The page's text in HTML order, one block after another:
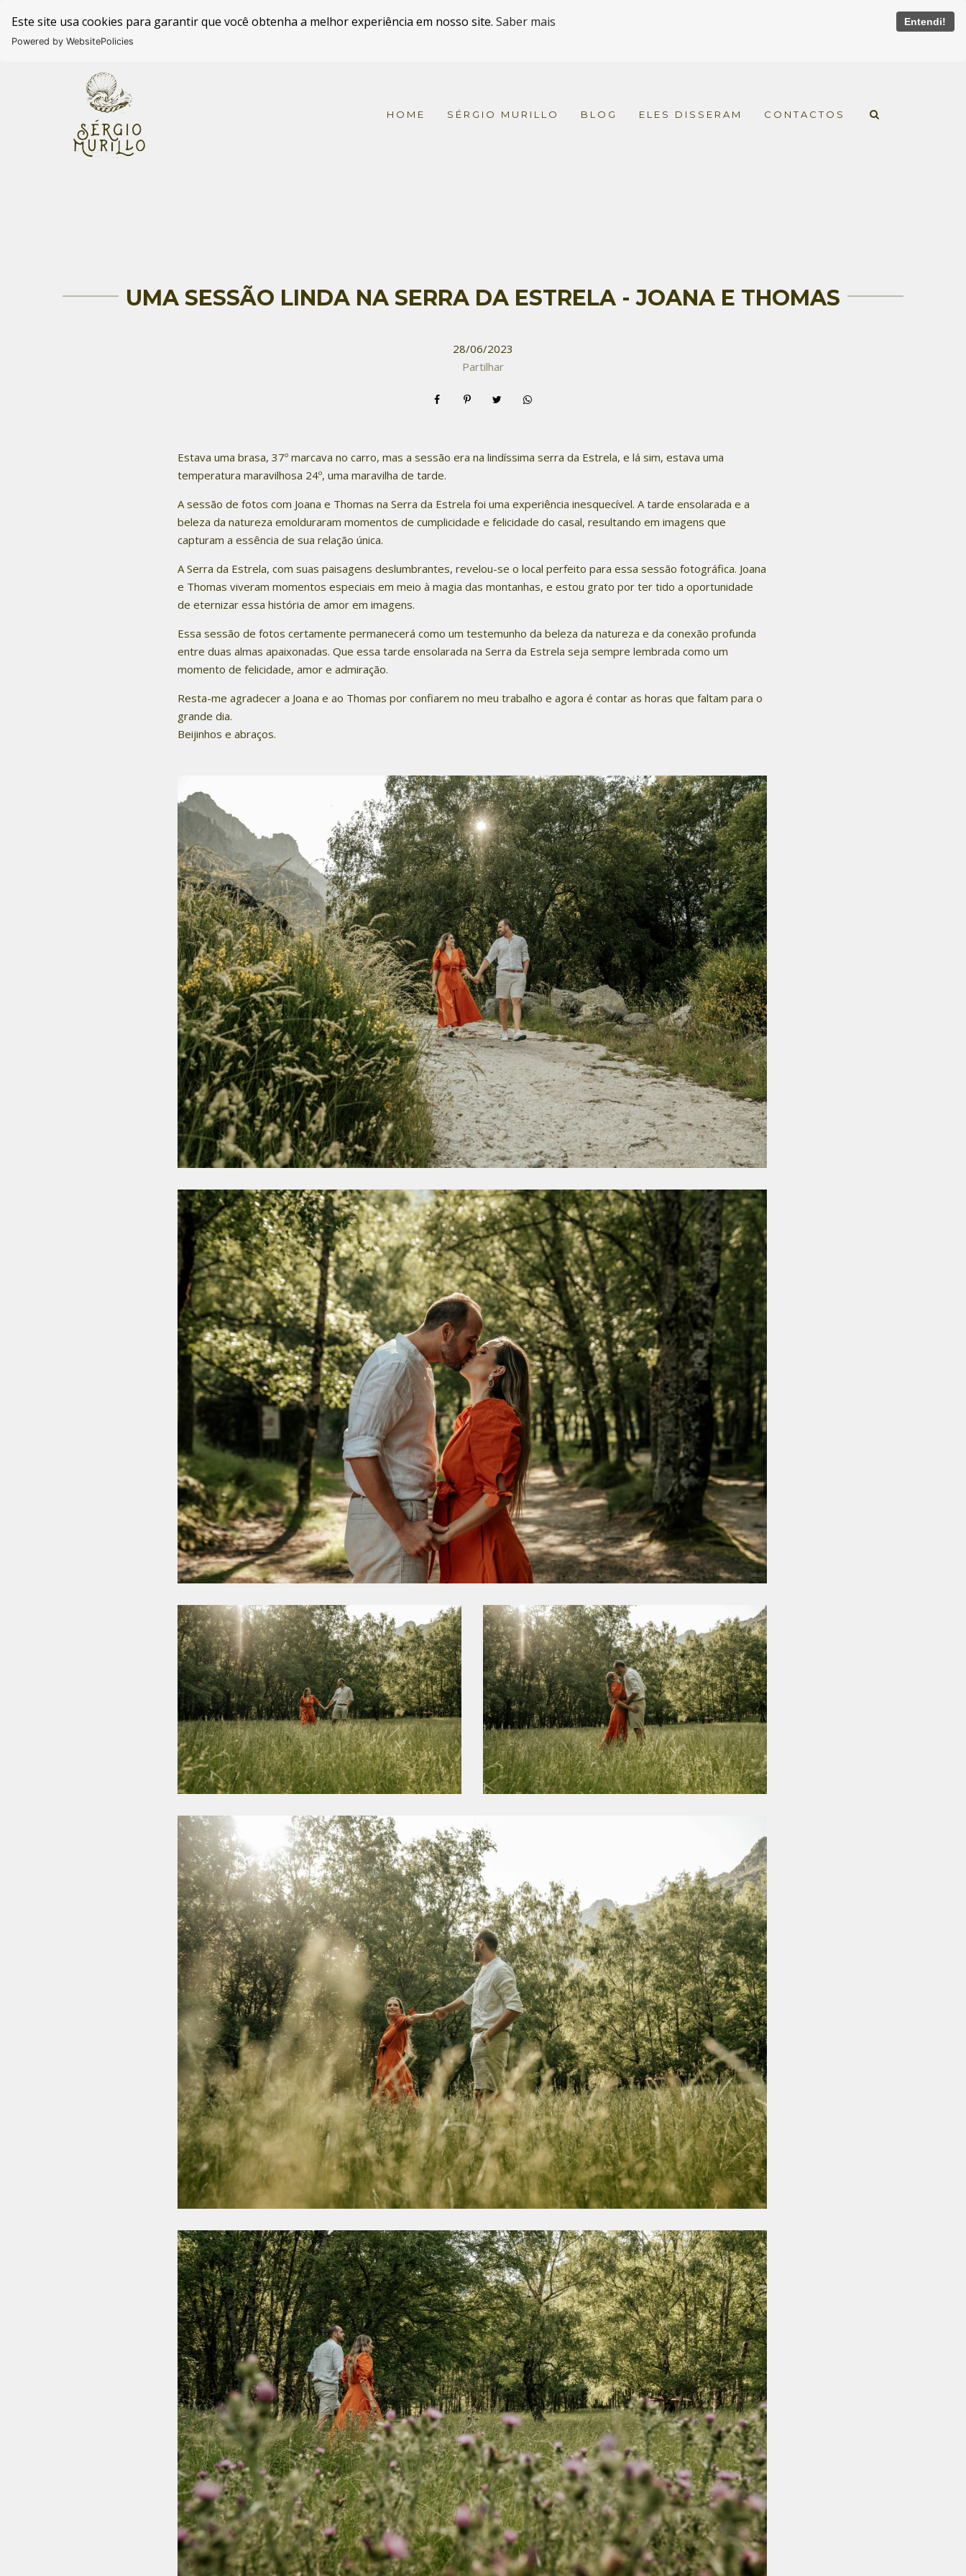
Este site usa cookies para garantir que você obtenha a melhor experiência em nosso site. Saber mais Entendi!
Powered by WebsitePolicies
HOME SÉRGIO MURILLO BLOG ELES DISSERAM CONTACTOS
UMA SESSÃO LINDA NA SERRA DA ESTRELA - JOANA E THOMAS
28/06/2023
Partilhar
Estava uma brasa, 37º marcava no carro, mas a sessão era na lindíssima serra da Estrela, e lá sim, estava uma
temperatura maravilhosa 24º, uma maravilha de tarde.
A sessão de fotos com Joana e Thomas na Serra da Estrela foi uma experiência inesquecível. A tarde ensolarada e a
beleza da natureza emolduraram momentos de cumplicidade e felicidade do casal, resultando em imagens que
capturam a essência de sua relação única.
A Serra da Estrela, com suas paisagens deslumbrantes, revelou-se o local perfeito para essa sessão fotográfica. Joana
e Thomas viveram momentos especiais em meio à magia das montanhas, e estou grato por ter tido a oportunidade
de eternizar essa história de amor em imagens.
Essa sessão de fotos certamente permanecerá como um testemunho da beleza da natureza e da conexão profunda
entre duas almas apaixonadas. Que essa tarde ensolarada na Serra da Estrela seja sempre lembrada como um
momento de felicidade, amor e admiração.
Resta-me agradecer a Joana e ao Thomas por confiarem no meu trabalho e agora é contar as horas que faltam para o
grande dia.
Beijinhos e abraços.